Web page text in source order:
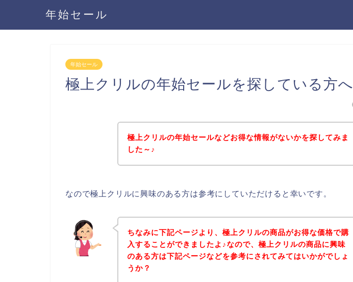
年始セール
年始セール
極上クリルの年始セールを探している方へ
極上クリルの年始セールなどお得な情報がないかを探してみま
した～♪
なので極上クリルに興味のある方は参考にしていただけると幸いです。
ちなみに下記ページより、極上クリルの商品がお得な価格で購
入することができましたよ♪なので、極上クリルの商品に興味
のある方は下記ページなどを参考にされてみてはいかがでしょ
うか？